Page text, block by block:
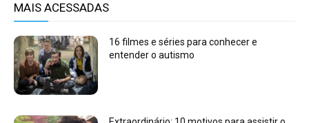
MAIS ACESSADAS
16 filmes e séries para conhecer e
entender o autismo